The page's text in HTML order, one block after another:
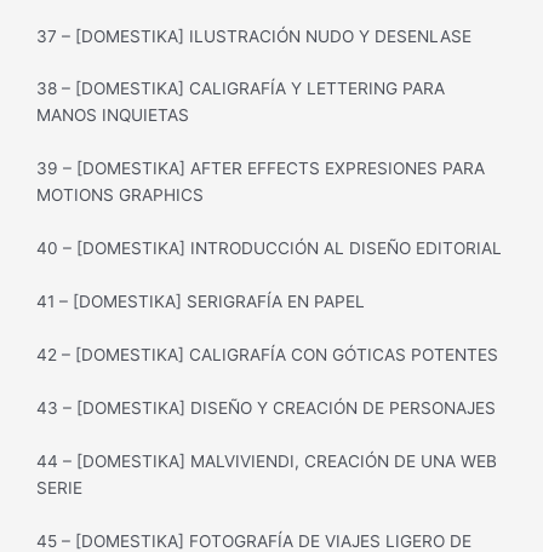
37 – [DOMESTIKA] ILUSTRACIÓN NUDO Y DESENLASE
38 – [DOMESTIKA] CALIGRAFÍA Y LETTERING PARA
MANOS INQUIETAS
39 – [DOMESTIKA] AFTER EFFECTS EXPRESIONES PARA
MOTIONS GRAPHICS
40 – [DOMESTIKA] INTRODUCCIÓN AL DISEÑO EDITORIAL
41 – [DOMESTIKA] SERIGRAFÍA EN PAPEL
42 – [DOMESTIKA] CALIGRAFÍA CON GÓTICAS POTENTES
43 – [DOMESTIKA] DISEÑO Y CREACIÓN DE PERSONAJES
44 – [DOMESTIKA] MALVIVIENDI, CREACIÓN DE UNA WEB
SERIE
45 – [DOMESTIKA] FOTOGRAFÍA DE VIAJES LIGERO DE